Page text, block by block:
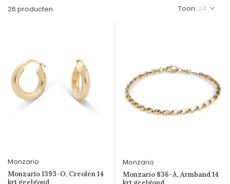
26 producten Toon:
Monzario
Monzario 1393-O, Creolen 14
krt geelgoud
Monzario
Monzario 836-A, Armband 14